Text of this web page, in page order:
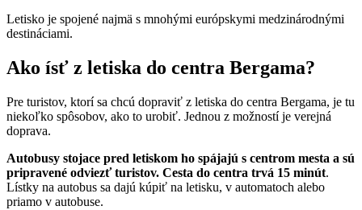
Letisko je spojené najmä s mnohými európskymi medzinárodnými
destináciami.
Ako ísť z letiska do centra Bergama?
Pre turistov, ktorí sa chcú dopraviť z letiska do centra Bergama, je tu
niekoľko spôsobov, ako to urobiť. Jednou z možností je verejná
doprava.
Autobusy stojace pred letiskom ho spájajú s centrom mesta a sú
pripravené odviezť turistov. Cesta do centra trvá 15 minút.
Lístky na autobus sa dajú kúpiť na letisku, v automatoch alebo
priamo v autobuse.